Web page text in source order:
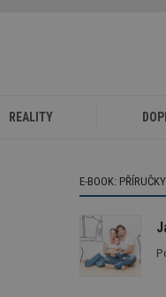
REALITY
E-BOOK: